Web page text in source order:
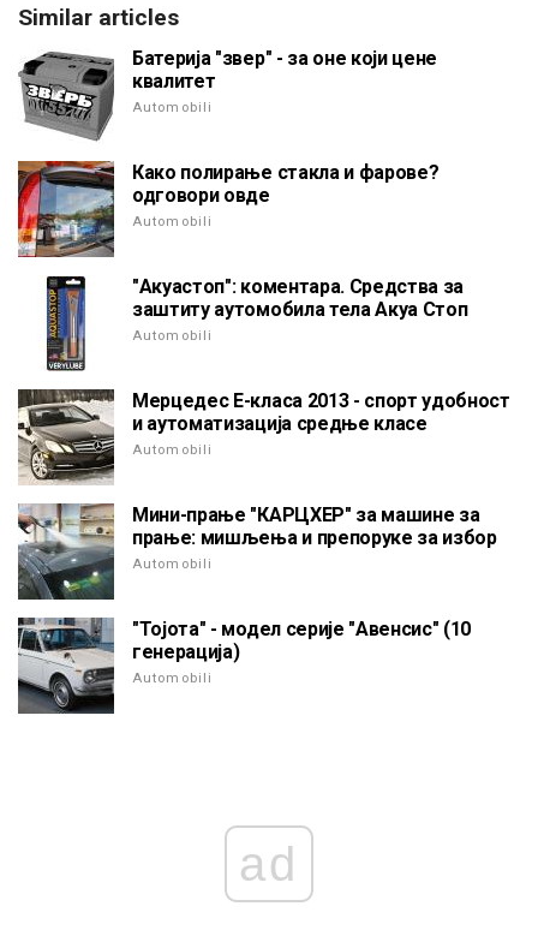
Similar articles
Батерија "звер" - за оне који цене
квалитет
Automobili
Како полирање стакла и фарове?
одговори овде
Automobili
"Акуастоп": коментара. Средства за
заштиту аутомобила тела Акуа Стоп
Automobili
Мерцедес Е-класа 2013 - спорт удобност
и аутоматизација средње класе
Automobili
Мини-прање "КАРЦХЕР" за машине за
прање: мишљења и препоруке за избор
Automobili
"Тојота" - модел серије "Авенсис" (10
генерација)
Automobili
ad